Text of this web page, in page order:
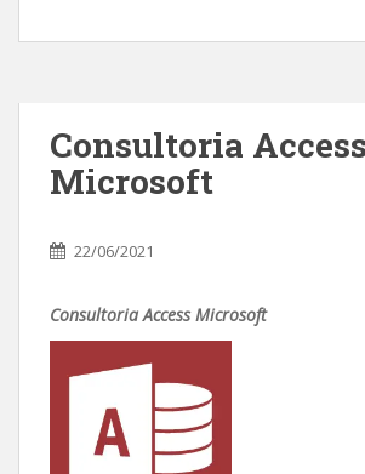
Consultoria Access
Microsoft
22/06/2021
Consultoria Access Microsoft